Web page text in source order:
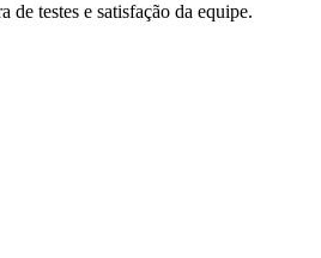
testes e satisfação da equipe.